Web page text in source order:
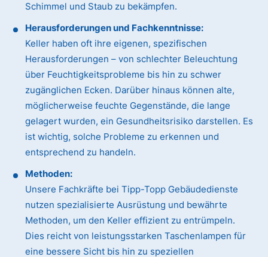
Schimmel und Staub zu bekämpfen.
Herausforderungen und Fachkenntnisse:
Keller haben oft ihre eigenen, spezifischen
Herausforderungen – von schlechter Beleuchtung
über Feuchtigkeitsprobleme bis hin zu schwer
zugänglichen Ecken. Darüber hinaus können alte,
möglicherweise feuchte Gegenstände, die lange
gelagert wurden, ein Gesundheitsrisiko darstellen. Es
ist wichtig, solche Probleme zu erkennen und
entsprechend zu handeln.
Methoden:
Unsere Fachkräfte bei Tipp-Topp Gebäudedienste
nutzen spezialisierte Ausrüstung und bewährte
Methoden, um den Keller effizient zu entrümpeln.
Dies reicht von leistungsstarken Taschenlampen für
eine bessere Sicht bis hin zu speziellen